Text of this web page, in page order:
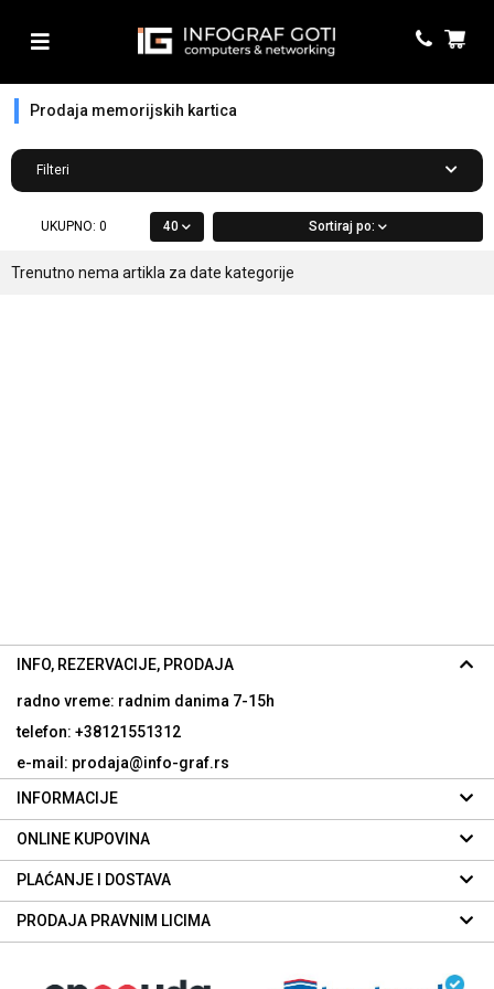
Prodaja memorijskih kartica
Filteri
UKUPNO: 0 40 Sortiraj po:
Trenutno nema artikla za date kategorije
INFO, REZERVACIJE, PRODAJA
radno vreme: radnim danima 7-15h
telefon: +38121551312
e-mail: prodaja@info-graf.rs
INFORMACIJE
ONLINE KUPOVINA
PLAĆANJE I DOSTAVA
PRODAJA PRAVNIM LICIMA